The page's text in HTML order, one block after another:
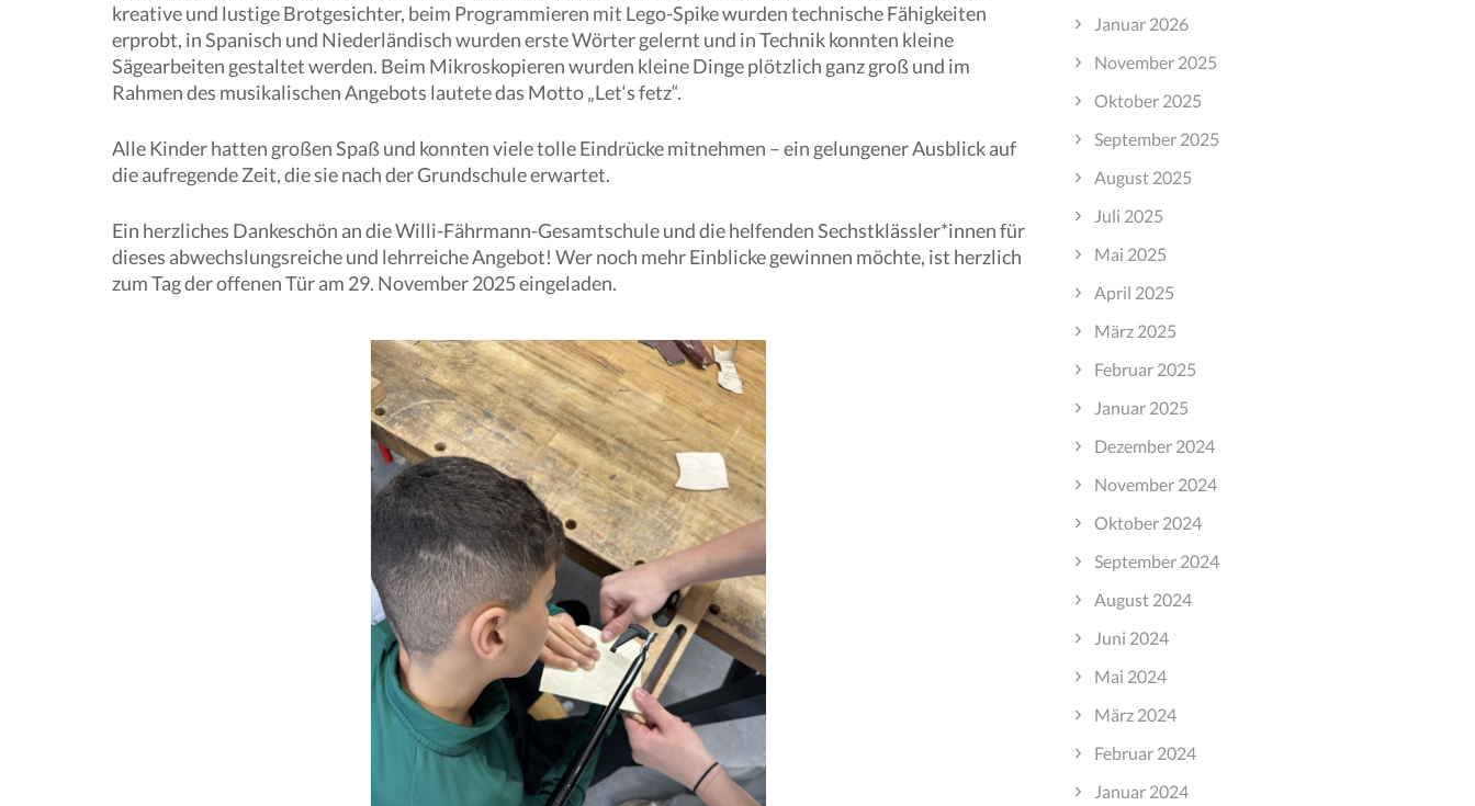
kreative und lustige Brotgesichter, beim Programmieren mit Lego-Spike wurden technische Fähigkeiten
erprobt, in Spanisch und Niederländisch wurden erste Wörter gelernt und in Technik konnten kleine
Sägearbeiten gestaltet werden. Beim Mikroskopieren wurden kleine Dinge plötzlich ganz groß und im
Rahmen des musikalischen Angebots lautete das Motto „Let‘s fetz“.
Alle Kinder hatten großen Spaß und konnten viele tolle Eindrücke mitnehmen – ein gelungener Ausblick auf
die aufregende Zeit, die sie nach der Grundschule erwartet.
Ein herzliches Dankeschön an die Willi-Fährmann-Gesamtschule und die helfenden Sechstklässler*innen für
dieses abwechslungsreiche und lehrreiche Angebot! Wer noch mehr Einblicke gewinnen möchte, ist herzlich
zum Tag der offenen Tür am 29. November 2025 eingeladen.
Januar 2026
November 2025
Oktober 2025
September 2025
August 2025
Juli 2025
Mai 2025
April 2025
März 2025
Februar 2025
Januar 2025
Dezember 2024
November 2024
Oktober 2024
September 2024
August 2024
Juni 2024
Mai 2024
März 2024
Februar 2024
Januar 2024